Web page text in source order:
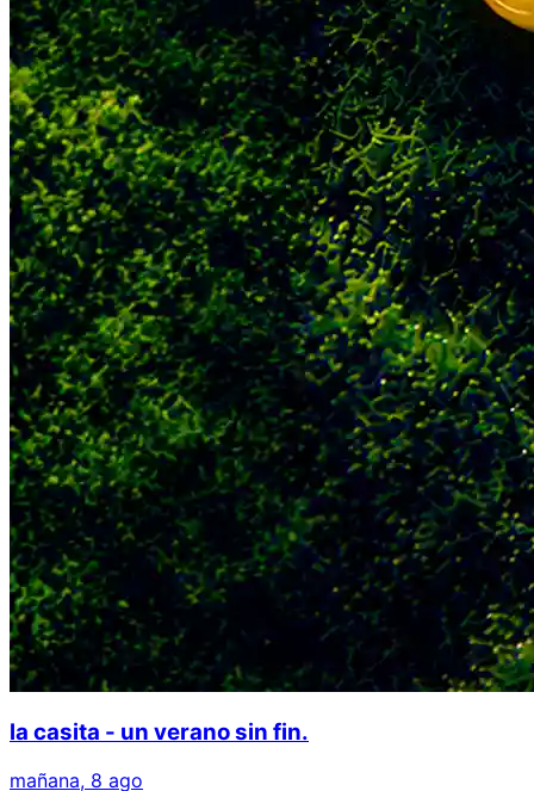
la casita - un verano sin fin.
mañana, 8 ago